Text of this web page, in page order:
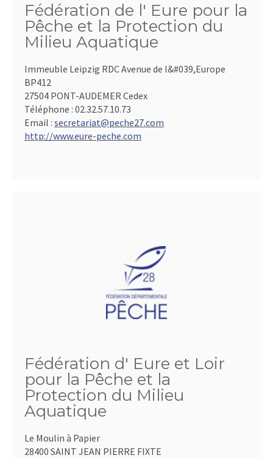
Fédération de l' Eure pour la
Pêche et la Protection du
Milieu Aquatique
Immeuble Leipzig RDC Avenue de l&#039,Europe
BP412
27504 PONT-AUDEMER Cedex
Téléphone : 02.32.57.10.73
Email : secretariat@peche27.com
http://www.eure-peche.com
Fédération d' Eure et Loir
pour la Pêche et la
Protection du Milieu
Aquatique
Le Moulin à Papier
28400 SAINT JEAN PIERRE FIXTE